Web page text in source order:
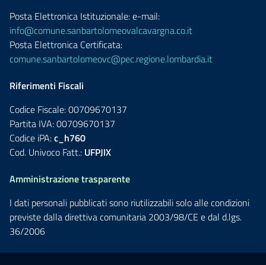
Posta Elettronica Istituzionale: e-mail:
info@comune.sanbartolomeovalcavargna.co.it
Posta Elettronica Certificata:
comune.sanbartolomeovc@pec.regione.lombardia.it
Riferimenti Fiscali
Codice Fiscale: 00709670137
Partita IVA: 00709670137
Codice iPA:c_h760
Cod. Univoco Fatt.: UFPJIX
Amministrazione trasparente
I dati personali pubblicati sono riutilizzabili solo alle condizioni
previste dalla direttiva comunitaria 2003/98/CE e dal d.lgs.
36/2006